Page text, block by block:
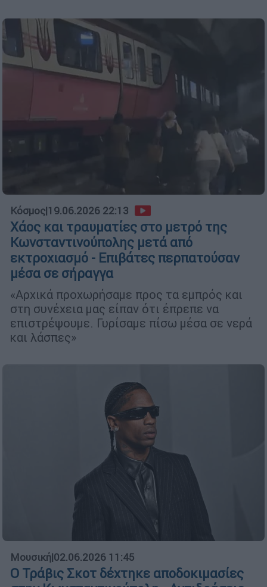
Κόσμος|19.06.2026 22:13
Χάος και τραυματίες στο μετρό της
Κωνσταντινούπολης μετά από
εκτροχιασμό - Επιβάτες περπατούσαν
μέσα σε σήραγγα
«Αρχικά προχωρήσαμε προς τα εμπρός και
στη συνέχεια μας είπαν ότι έπρεπε να
επιστρέψουμε. Γυρίσαμε πίσω μέσα σε νερά
και λάσπες»
Μουσική|02.06.2026 11:45
Ο Τράβις Σκοτ δέχτηκε αποδοκιμασίες